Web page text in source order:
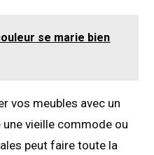
se marie bien
vos meubles avec un
vieille commode ou
peut faire toute la